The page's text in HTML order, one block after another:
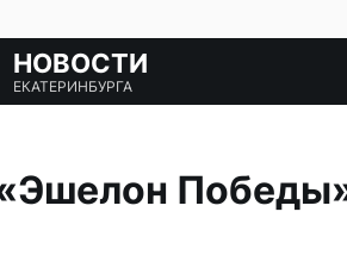
НОВОСТИ
ЕКАТЕРИНБУРГА